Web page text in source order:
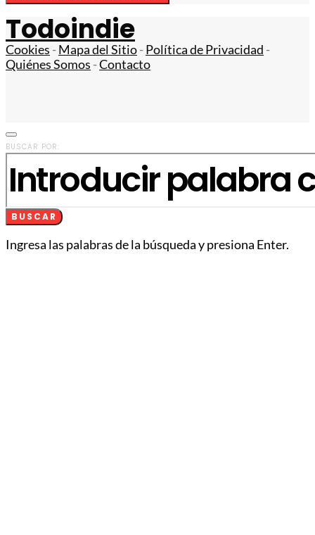
Todoindie
Cookies -Mapa del Sitio-Política de Privacidad -
Quiénes Somos -Contacto
BUSCAR POR:
BUSCAR
Ingresa las palabras de la búsqueda y presiona Enter.